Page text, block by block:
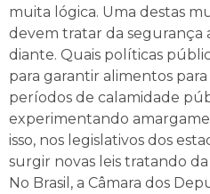
muita lógica. Uma destas
devem tratar da segurança
diante. Quais políticas
para garantir alimentos
períodos de calamidade
experimentando
isso, nos legislativos dos
surgir novas leis tratando
No Brasil, a Câmara dos